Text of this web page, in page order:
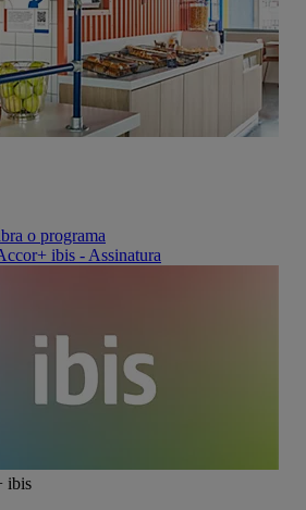
o programa
ibis - Assinatura
ibis